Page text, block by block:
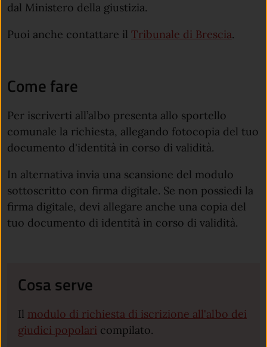
dal Ministero della giustizia.
Puoi anche contattare il Tribunale di Brescia(apre
.
Come fare
Per iscriverti all’albo presenta allo sportello
comunale la richiesta, allegando fotocopia del tuo
documento d'identità in corso di validità.
In alternativa invia una scansione del modulo
sottoscritto con firma digitale. Se non possiedi la
firma digitale, devi allegare anche una copia del
tuo documento di identità in corso di validità.
Cosa serve
Il modulo di richiesta di iscrizione all'albo dei
giudici popolari compilato.